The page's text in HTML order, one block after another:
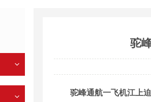
驼
驼峰通航一飞机江上